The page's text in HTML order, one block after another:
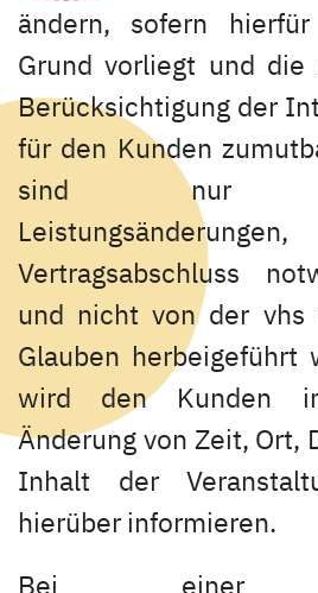
ändern, sofern
Grund vorliegt und die
Berücksichtigung der
für den Kunden
sind nur
Vertragsabschluss
und nicht von der vhs
Glauben herbeigeführt
wird den Kunden
Änderung von Zeit, Ort,
Inhalt der
hierüber informieren.
Bei einer